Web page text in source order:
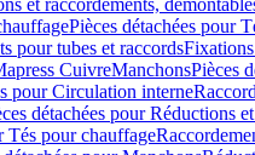
et raccordements,
Pièces détachées pour
pour tubes et raccords
CuivreManchonsPièces
pour Circulation interne
détachées pour Réductions
Tés pour chauffage